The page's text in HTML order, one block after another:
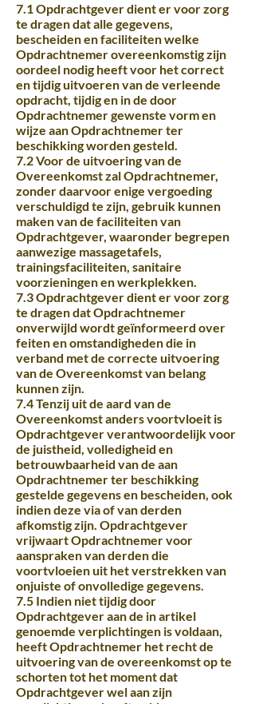
7.1 Opdrachtgever dient er voor zorg
te dragen dat alle gegevens,
bescheiden en faciliteiten welke
Opdrachtnemer overeenkomstig zijn
oordeel nodig heeft voor het correct
en tijdig uitvoeren van de verleende
opdracht, tijdig en in de door
Opdrachtnemer gewenste vorm en
wijze aan Opdrachtnemer ter
beschikking worden gesteld.
7.2 Voor de uitvoering van de
Overeenkomst zal Opdrachtnemer,
zonder daarvoor enige vergoeding
verschuldigd te zijn, gebruik kunnen
maken van de faciliteiten van
Opdrachtgever, waaronder begrepen
aanwezige massagetafels,
trainingsfaciliteiten, sanitaire
voorzieningen en werkplekken.
7.3 Opdrachtgever dient er voor zorg
te dragen dat Opdrachtnemer
onverwijld wordt geïnformeerd over
feiten en omstandigheden die in
verband met de correcte uitvoering
van de Overeenkomst van belang
kunnen zijn.
7.4 Tenzij uit de aard van de
Overeenkomst anders voortvloeit is
Opdrachtgever verantwoordelijk voor
de juistheid, volledigheid en
betrouwbaarheid van de aan
Opdrachtnemer ter beschikking
gestelde gegevens en bescheiden, ook
indien deze via of van derden
afkomstig zijn. Opdrachtgever
vrijwaart Opdrachtnemer voor
aanspraken van derden die
voortvloeien uit het verstrekken van
onjuiste of onvolledige gegevens.
7.5 Indien niet tijdig door
Opdrachtgever aan de in artikel
genoemde verplichtingen is voldaan,
heeft Opdrachtnemer het recht de
uitvoering van de overeenkomst op te
schorten tot het moment dat
Opdrachtgever wel aan zijn